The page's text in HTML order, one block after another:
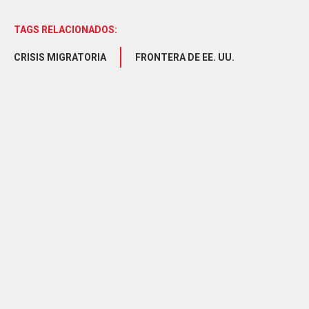
TAGS RELACIONADOS:
CRISIS MIGRATORIA FRONTERA DE EE. UU.